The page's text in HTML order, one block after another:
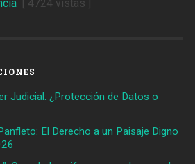
[ 4724 vistas ]
Judicial: ¿Protección de Datos o
El Derecho a un Paisaje Digno